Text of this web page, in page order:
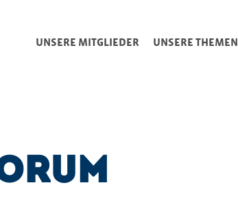
UNSERE MITGLIEDER UNSERE THEMEN